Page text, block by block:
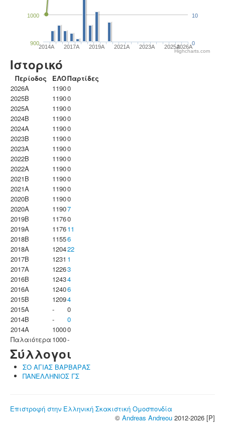
2014A 2017A 2019A 2021A 2023Α 2025A2026A
1000
900 0
10
Highcharts.com
Ιστορικό
Περίοδος ΕΛΟΠαρτίδες
2026A
11900
2025B
11900
2025A
11900
2024B
11900
2024A
11900
2023B
11900
2023Α
11900
2022B
11900
2022A
11900
2021B
11900
2021A
11900
2020B
11900
2020A
11907
2019B
11760
2019A
117611
2018B
11556
2018A
120422
2017B
1231 1
2017A
12263
2016B
12434
2016A
12406
2015B
12094
2015A
-
0
2014B
-
0
2014A
10000
Παλαιότερα 1000-
Σύλλογοι
ΣΟ ΑΓΙΑΣ ΒΑΡΒΑΡΑΣ
ΠΑΝΕΛΛΗΝΙΟΣ ΓΣ
Επιστροφή στην Ελληνική Σκακιστική Ομοσπονδία
© Andreas Andreou 2012-2026 [P]